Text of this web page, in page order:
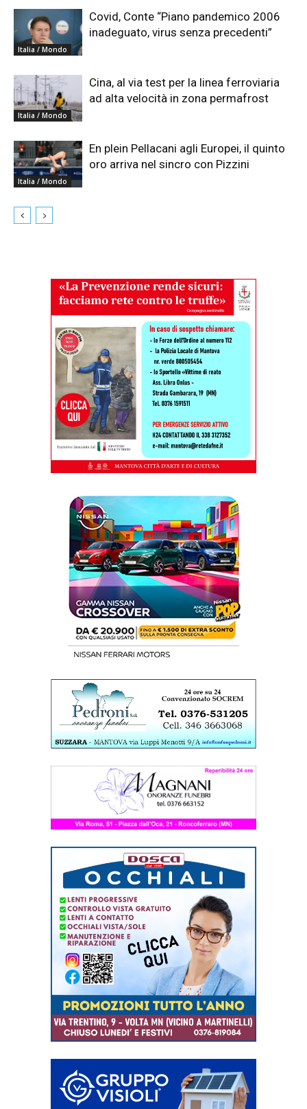
Italia / Mondo
Covid, Conte “Piano pandemico 2006
inadeguato, virus senza precedenti”
Italia / Mondo
Cina, al via test per la linea ferroviaria
ad alta velocità in zona permafrost
Italia / Mondo
En plein Pellacani agli Europei, il quinto
oro arriva nel sincro con Pizzini